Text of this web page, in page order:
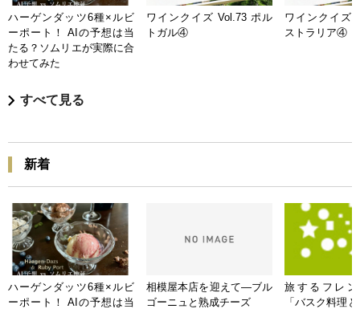
ハーゲンダッツ6種×ルビ
ーポート！ AIの予想は当
たる？ソムリエが実際に合
わせてみた
ワインクイズ Vol.73 ポル
トガル④
ワインクイズ
ストラリア④
すべて見る
新着
ハーゲンダッツ6種×ルビ
ーポート！ AIの予想は当
相模屋本店を迎えて―ブル
ゴーニュと熟成チーズ
旅するフレン
「バスク料理